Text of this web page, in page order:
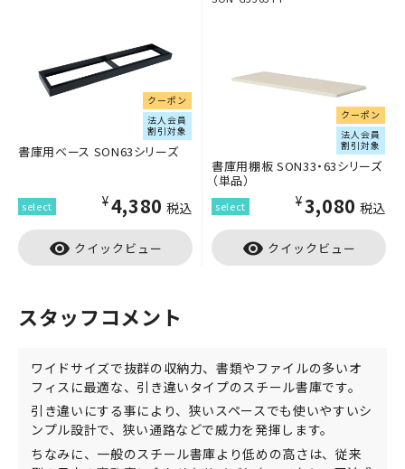
クーポン
法人会員
割引対象
書庫用ベース SON63シリーズ
¥4,380 税込
visibility クイックビュー
クーポン
法人会員
割引対象
書庫用棚板 SON33・63シリーズ
（単品）
¥3,080 税込
visibility クイックビュー
スタッフコメント
ワイドサイズで抜群の収納力、書類やファイルの多いオ
フィスに最適な、引き違いタイプのスチール書庫です。
引き違いにする事により、狭いスペースでも使いやすいシ
ンプル設計で、狭い通路などで威力を発揮します。
ちなみに、一般のスチール書庫より低めの高さは、従来